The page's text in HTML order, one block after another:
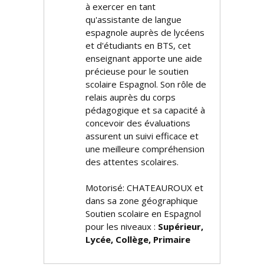
à exercer en tant
qu'assistante de langue
espagnole auprès de lycéens
et d'étudiants en BTS, cet
enseignant apporte une aide
précieuse pour le soutien
scolaire Espagnol. Son rôle de
relais auprès du corps
pédagogique et sa capacité à
concevoir des évaluations
assurent un suivi efficace et
une meilleure compréhension
des attentes scolaires.
Motorisé: CHATEAUROUX et
dans sa zone géographique
Soutien scolaire en Espagnol
pour les niveaux : Supérieur,
Lycée, Collège, Primaire